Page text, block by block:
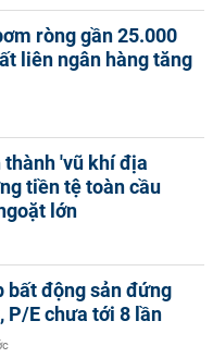
ròng gần 25.000
liên ngân hàng tăng
'vũ khí địa
tiền tệ toàn cầu
lớn
bất động sản đứng
P/E chưa tới 8 lần